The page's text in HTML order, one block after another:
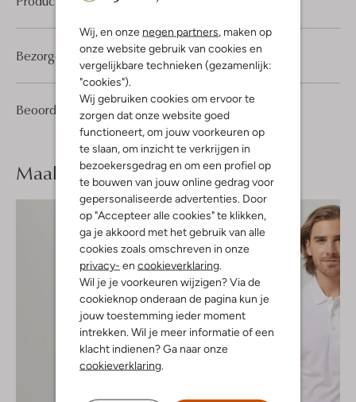
Wij, en onze negen partners , maken op
onze website gebruik van cookies en
vergelijkbare technieken (gezamenlijk:
"cookies").
Wij gebruiken cookies om ervoor te
zorgen dat onze website goed
functioneert, om jouw voorkeuren op
te slaan, om inzicht te verkrijgen in
bezoekersgedrag en om een profiel op
te bouwen van jouw online gedrag voor
gepersonaliseerde advertenties. Door
op "Accepteer alle cookies" te klikken,
ga je akkoord met het gebruik van alle
cookies zoals omschreven in onze
privacy- en cookieverklaring
Wil je je voorkeuren wijzigen? Via de
cookieknop onderaan de pagina kun je
jouw toestemming ieder moment
intrekken. Wil je meer informatie of een
klacht indienen? Ga naar onze
cookieverklaring
Beoordelingen (1) 5
1
5
Sterren
Bezorgen & retourneren
Maak jelook compleet